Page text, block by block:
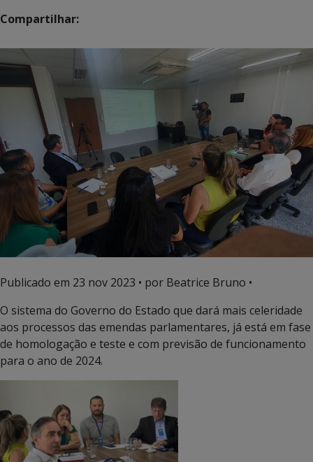
Compartilhar:
Publicado em 23 nov 2023 • por Beatrice Bruno •
O sistema do Governo do Estado que dará mais celeridade
aos processos das emendas parlamentares, já está em fase
de homologação e teste e com previsão de funcionamento
para o ano de 2024.